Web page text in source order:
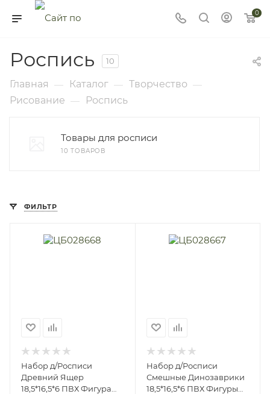
0
Роспись 10
Главная — Каталог — Творчество —
Рисование — Роспись
Товары для росписи
10 ТОВАРОВ
ФИЛЬТР
Набор д/Росписи
Древний Ящер
18,5*16,5*6 ПВХ Фигура
Набор д/Росписи
Смешные Динозаврики
18,5*16,5*6 ПВХ Фигуры